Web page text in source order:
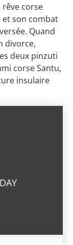
corse
et son combat
Quand
divorce,
deux pinzuti
corse Santu,
insulaire